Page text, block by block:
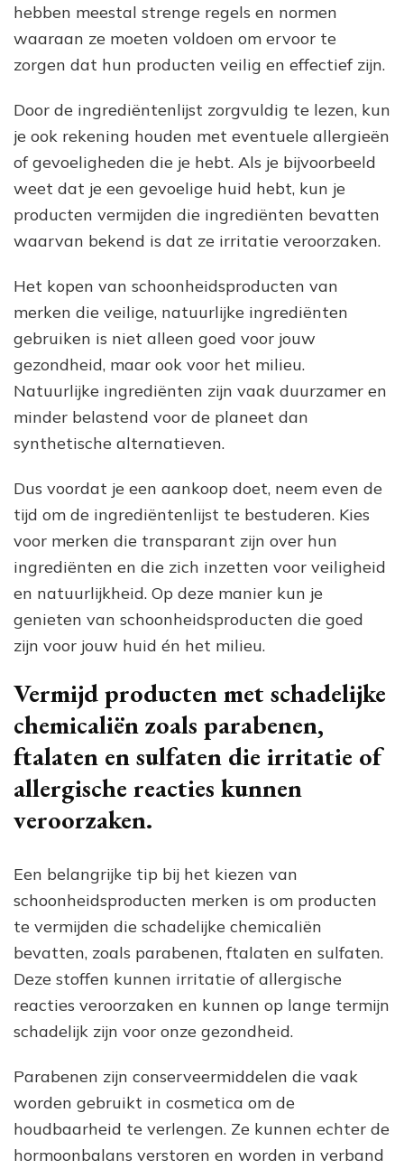
hebben meestal strenge regels en normen
waaraan ze moeten voldoen om ervoor te
zorgen dat hun producten veilig en effectief zijn.
Door de ingrediëntenlijst zorgvuldig te lezen, kun
je ook rekening houden met eventuele allergieën
of gevoeligheden die je hebt. Als je bijvoorbeeld
weet dat je een gevoelige huid hebt, kun je
producten vermijden die ingrediënten bevatten
waarvan bekend is dat ze irritatie veroorzaken.
Het kopen van schoonheidsproducten van
merken die veilige, natuurlijke ingrediënten
gebruiken is niet alleen goed voor jouw
gezondheid, maar ook voor het milieu.
Natuurlijke ingrediënten zijn vaak duurzamer en
minder belastend voor de planeet dan
synthetische alternatieven.
Dus voordat je een aankoop doet, neem even de
tijd om de ingrediëntenlijst te bestuderen. Kies
voor merken die transparant zijn over hun
ingrediënten en die zich inzetten voor veiligheid
en natuurlijkheid. Op deze manier kun je
genieten van schoonheidsproducten die goed
zijn voor jouw huid én het milieu.
Vermijd producten met schadelijke
chemicaliën zoals parabenen,
ftalaten en sulfaten die irritatie of
allergische reacties kunnen
veroorzaken.
Een belangrijke tip bij het kiezen van
schoonheidsproducten merken is om producten
te vermijden die schadelijke chemicaliën
bevatten, zoals parabenen, ftalaten en sulfaten.
Deze stoffen kunnen irritatie of allergische
reacties veroorzaken en kunnen op lange termijn
schadelijk zijn voor onze gezondheid.
Parabenen zijn conserveermiddelen die vaak
worden gebruikt in cosmetica om de
houdbaarheid te verlengen. Ze kunnen echter de
hormoonbalans verstoren en worden in verband